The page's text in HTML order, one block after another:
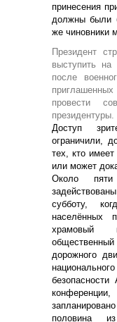
принесения
должны были
же чиновники
Президент
выступить
после
провести
президентуры.
Доступ
ограничили,
тех, кто
или может
Около
субботу,
населённых
храмовый
дорожного
половина